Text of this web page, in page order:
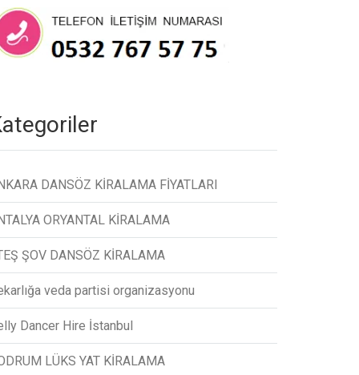
DANSÖZ KİRALAMA FİYATLARI
ORYANTAL KİRALAMA
ŞOV DANSÖZ KİRALAMA
veda partisi organizasyonu
Dancer Hire İstanbul
LÜKS YAT KİRALAMA